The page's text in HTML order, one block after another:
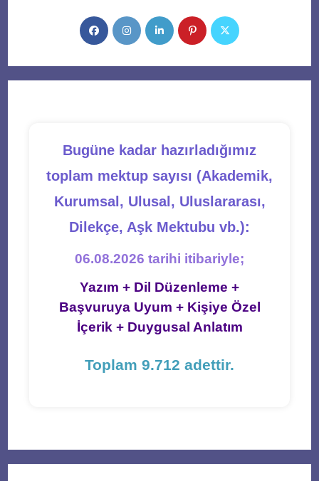
Opens
in
Opens
in
Opens
in
Opens
in
Opens
Bugüne kadar hazırladığımız
toplam mektup sayısı (Akademik,
Kurumsal, Ulusal, Uluslararası,
Dilekçe, Aşk Mektubu vb.):
06.08.2026 tarihi itibariyle;
Yazım + Dil Düzenleme +
Başvuruya Uyum + Kişiye Özel
İçerik + Duygusal Anlatım
Toplam 9.712 adettir.